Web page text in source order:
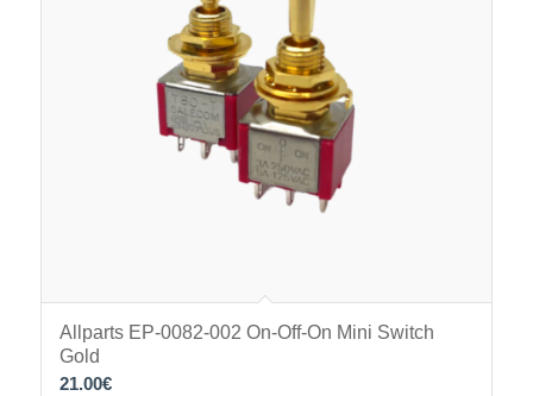
Allparts EP-0082-002 On-Off-On Mini Switch
Gold
21.00€